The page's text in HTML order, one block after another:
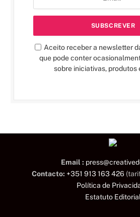
Aceito receber a newsletter
que pode conter
sobre iniciativas, produtos
Email :
Contacto: +351 913 163 426
Política de
Estatuto Editorial